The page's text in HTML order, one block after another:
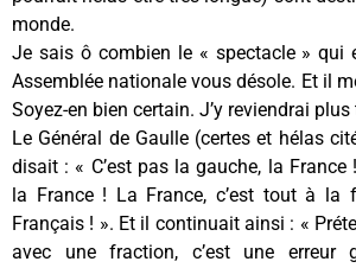
monde.
Je sais ô combien le « spectacle » qui
Assemblée nationale vous désole. Et il
Soyez-en bien certain. J’y reviendrai plus
Le Général de Gaulle (certes et hélas
disait : « C’est pas la gauche, la France
la France ! La France, c’est tout à la
Français ! ». Et il continuait ainsi : «
avec une fraction, c’est une erreur